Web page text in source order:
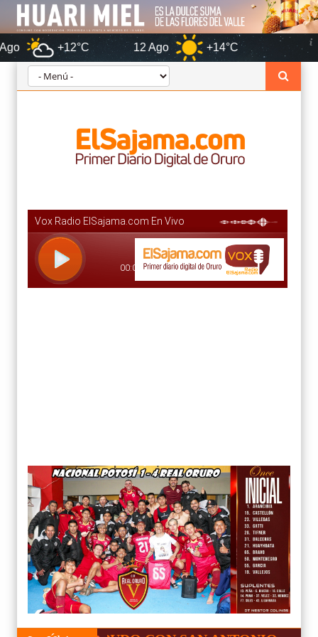
+12°C 12 Ago +14°C Oruro